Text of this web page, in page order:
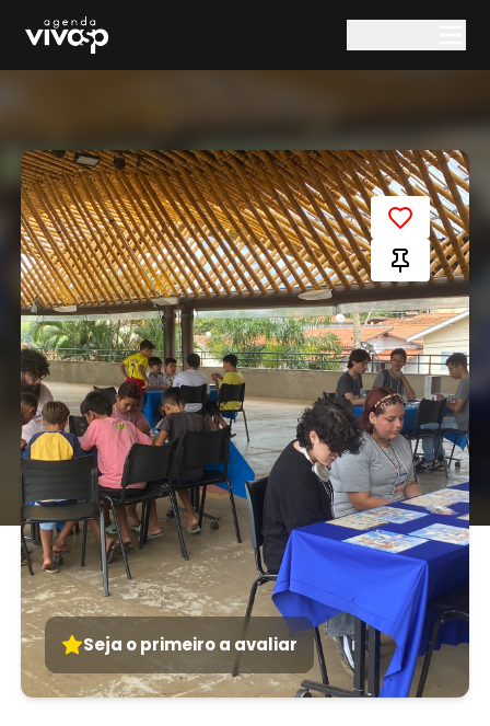
Seja o primeiro a avaliar